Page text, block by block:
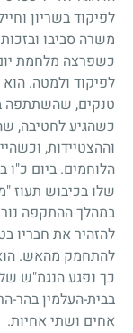
לפיקוד בשריון
משרה סביבו
כשפרצה מלחמת
לפיקוד ולמטה. הוא
טנקים, שהשתתפה
כשהגיע לחטיבה,
וההצטיידות,
הלוחמים. ביום
שלו בכיבוש תעוז
במהלך ההתקפה
להזהיר את חבריו
להתחמק מהאש. הוא
כך נפגע הנגמ"ש
בבית-העלמין בהר-
אחים ושתי אחיות.